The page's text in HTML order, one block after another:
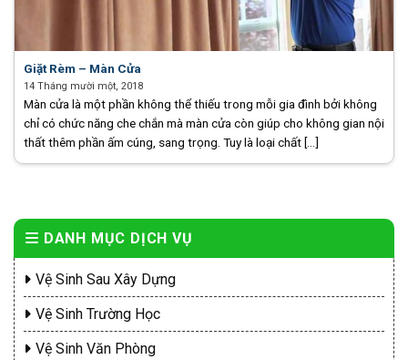
Giặt Rèm – Màn Cửa
14 Tháng mười một, 2018
Màn cửa là một phần không thể thiếu trong mỗi gia đình bởi không
chỉ có chức năng che chắn mà màn cửa còn giúp cho không gian nội
thất thêm phần ấm cúng, sang trọng. Tuy là loại chất [...]
DANH MỤC DỊCH VỤ
Vệ Sinh Sau Xây Dựng
Vệ Sinh Trường Học
Vệ Sinh Văn Phòng